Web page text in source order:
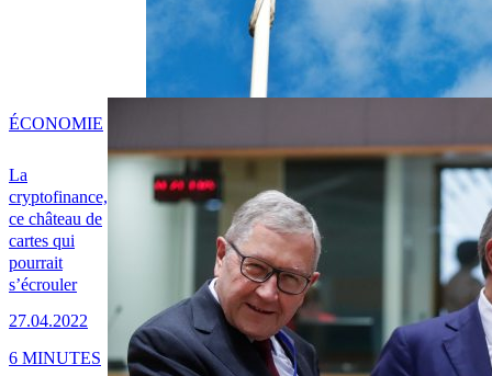
La
cryptofinance,
ce château de
cartes qui
pourrait
s’écrouler
27.04.2022
ÉCONOMIE
6 MINUTES